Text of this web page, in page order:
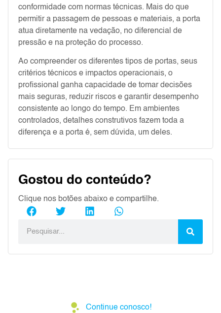
conformidade com normas técnicas. Mais do que
permitir a passagem de pessoas e materiais, a porta
atua diretamente na vedação, no diferencial de
pressão e na proteção do processo.
Ao compreender os diferentes tipos de portas, seus
critérios técnicos e impactos operacionais, o
profissional ganha capacidade de tomar decisões
mais seguras, reduzir riscos e garantir desempenho
consistente ao longo do tempo. Em ambientes
controlados, detalhes construtivos fazem toda a
diferença e a porta é, sem dúvida, um deles.
Gostou do conteúdo?
Clique nos botões abaixo e compartilhe.
Continue conosco!